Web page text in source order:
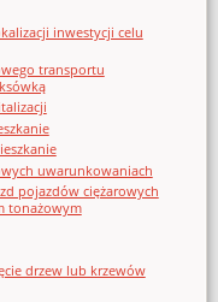
inwestycji celu
transportu
uwarunkowaniach
pojazdów ciężarowych
tonażowym
drzew lub krzewów